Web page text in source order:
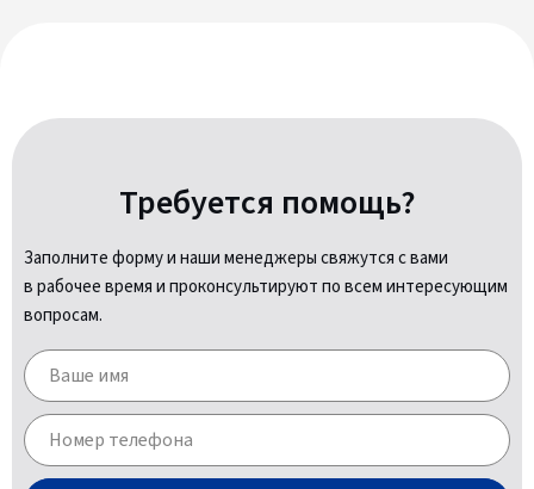
Требуется помощь?
Заполните форму и наши менеджеры свяжутся с вами
в рабочее время и проконсультируют по всем интересующим
вопросам.